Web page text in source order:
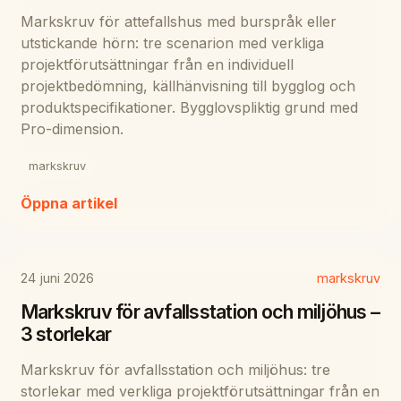
Markskruv för attefallshus med burspråk eller
utstickande hörn: tre scenarion med verkliga
projektförutsättningar från en individuell
projektbedömning, källhänvisning till bygglog och
produktspecifikationer. Bygglovspliktig grund med
Pro-dimension.
markskruv
Öppna artikel
24 juni 2026 markskruv
Markskruv för avfallsstation och miljöhus –
3 storlekar
Markskruv för avfallsstation och miljöhus: tre
storlekar med verkliga projektförutsättningar från en